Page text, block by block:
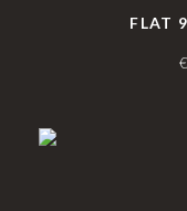
FLAT
€